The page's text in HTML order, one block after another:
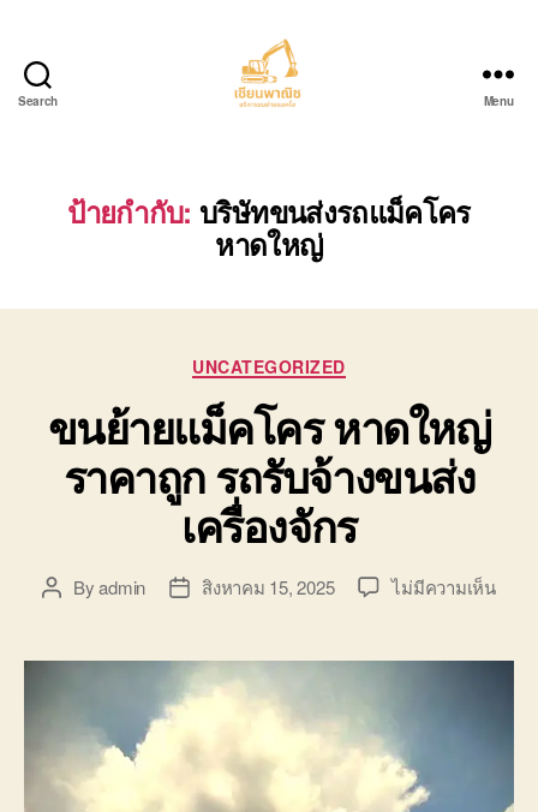
Search
รถ
แบค
โฮ.com
Menu
ป้ายกำกับ: บริษัทขนส่งรถแม็คโคร
หาดใหญ่
Categories
UNCATEGORIZED
ขนย้ายแม็คโคร หาดใหญ่
ราคาถูก รถรับจ้างขนส่ง
เครื่องจักร
PostByadmin
Postสิงหาคม 15, 2025 ไม่มีความเห็นบน
แม็ค
รับจ้